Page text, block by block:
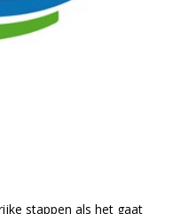
stappen als het gaat